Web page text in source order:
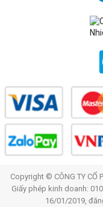
Copyright © CÔNG TY CỔ
Giấy phép kinh doanh:
16/01/2019,